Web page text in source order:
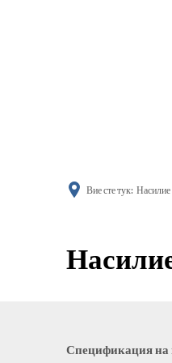
Вие сте тук: Насилие
Спецификация на